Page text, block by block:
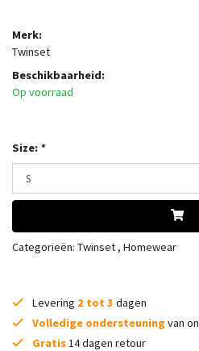
Merk:
Twinset
Beschikbaarheid:
Op voorraad
Size: *
Categorieën: Twinset , Homewear
Levering 2 tot 3 dagen
Volledige ondersteuning van
Gratis14 dagen retour